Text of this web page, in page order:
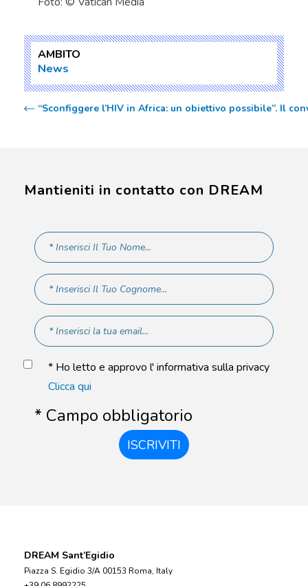
AMBITO
News
“Sconfiggere l’HIV in Africa: un obiettivo possibile”. Il
Mantieniti in contatto con DREAM
* Ho letto e approvo l' informativa sulla privacy
Clicca qui
* Campo obbligatorio
ISCRIVITI
DREAM Sant’Egidio
Piazza S. Egidio 3/A 00153 Roma, Italy